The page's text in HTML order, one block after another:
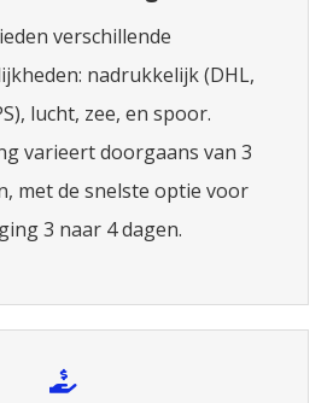
verschillende
nadrukkelijk (DHL,
lucht, zee, en spoor.
varieert doorgaans van 3
met de snelste optie voor
3 naar 4 dagen.